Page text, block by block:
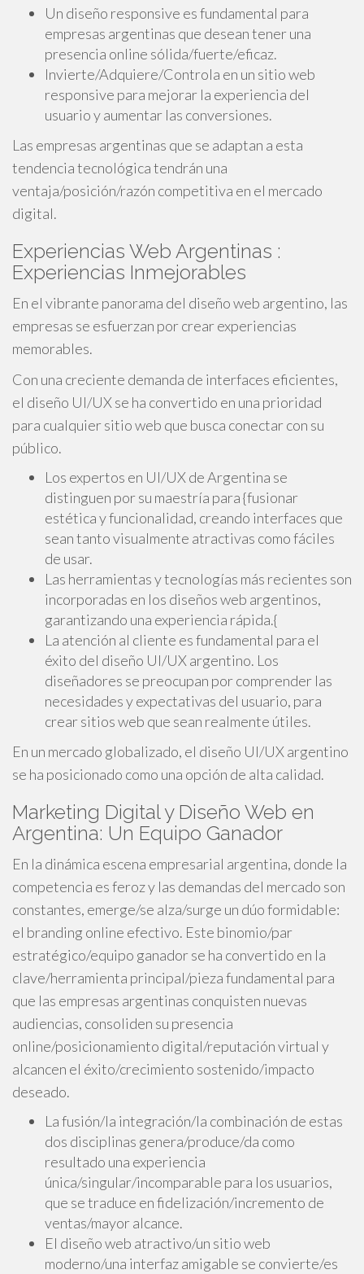
Un diseño responsive es fundamental para
empresas argentinas que desean tener una
presencia online sólida/fuerte/eficaz.
Invierte/Adquiere/Controla en un sitio web
responsive para mejorar la experiencia del
usuario y aumentar las conversiones.
Las empresas argentinas que se adaptan a esta
tendencia tecnológica tendrán una
ventaja/posición/razón competitiva en el mercado
digital.
Experiencias Web Argentinas :
Experiencias Inmejorables
En el vibrante panorama del diseño web argentino, las
empresas se esfuerzan por crear experiencias
memorables.
Con una creciente demanda de interfaces eficientes,
el diseño UI/UX se ha convertido en una prioridad
para cualquier sitio web que busca conectar con su
público.
Los expertos en UI/UX de Argentina se
distinguen por su maestría para {fusionar
estética y funcionalidad, creando interfaces que
sean tanto visualmente atractivas como fáciles
de usar.
Las herramientas y tecnologías más recientes son
incorporadas en los diseños web argentinos,
garantizando una experiencia rápida.{
La atención al cliente es fundamental para el
éxito del diseño UI/UX argentino. Los
diseñadores se preocupan por comprender las
necesidades y expectativas del usuario, para
crear sitios web que sean realmente útiles.
En un mercado globalizado, el diseño UI/UX argentino
se ha posicionado como una opción de alta calidad.
Marketing Digital y Diseño Web en
Argentina: Un Equipo Ganador
En la dinámica escena empresarial argentina, donde la
competencia es feroz y las demandas del mercado son
constantes, emerge/se alza/surge un dúo formidable:
el branding online efectivo. Este binomio/par
estratégico/equipo ganador se ha convertido en la
clave/herramienta principal/pieza fundamental para
que las empresas argentinas conquisten nuevas
audiencias, consoliden su presencia
online/posicionamiento digital/reputación virtual y
alcancen el éxito/crecimiento sostenido/impacto
deseado.
La fusión/la integración/la combinación de estas
dos disciplinas genera/produce/da como
resultado una experiencia
única/singular/incomparable para los usuarios,
que se traduce en fidelización/incremento de
ventas/mayor alcance.
El diseño web atractivo/un sitio web
moderno/una interfaz amigable se convierte/es